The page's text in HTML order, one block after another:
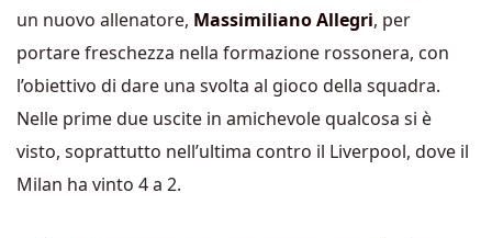
un nuovo allenatore, Massimiliano Allegri, per
portare freschezza nella formazione rossonera, con
l’obiettivo di dare una svolta al gioco della squadra.
Nelle prime due uscite in amichevole qualcosa si è
visto, soprattutto nell’ultima contro il Liverpool, dove il
Milan ha vinto 4 a 2.